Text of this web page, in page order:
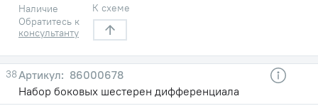
Наличие
Обратитесь к
консультанту
К схеме
38
86000678
Набор боковых шестерен дифференциала